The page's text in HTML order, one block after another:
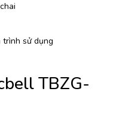
trình sử dụng
TBZG-